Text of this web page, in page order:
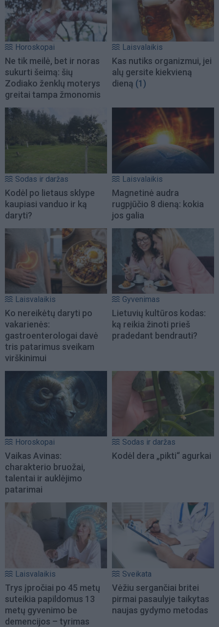
Horoskopai
Ne tik meilė, bet ir noras
sukurti šeimą: šių
Zodiako ženklų moterys
greitai tampa žmonomis
Laisvalaikis
Kas nutiks organizmui, jei
alų gersite kiekvieną
dieną (1)
Sodas ir daržas
Kodėl po lietaus sklype
kaupiasi vanduo ir ką
daryti?
Laisvalaikis
Magnetinė audra
rugpjūčio 8 dieną: kokia
jos galia
Laisvalaikis
Ko nereikėtų daryti po
vakarienės:
gastroenterologai davė
tris patarimus sveikam
virškinimui
Gyvenimas
Lietuvių kultūros kodas:
ką reikia žinoti prieš
pradedant bendrauti?
Horoskopai
Vaikas Avinas:
charakterio bruožai,
talentai ir auklėjimo
patarimai
Sodas ir daržas
Kodėl dera „pikti“ agurkai
Laisvalaikis
Trys įpročiai po 45 metų
suteikia papildomus 13
metų gyvenimo be
demencijos – tyrimas
Sveikata
Vėžiu sergančiai britei
pirmai pasaulyje taikytas
naujas gydymo metodas